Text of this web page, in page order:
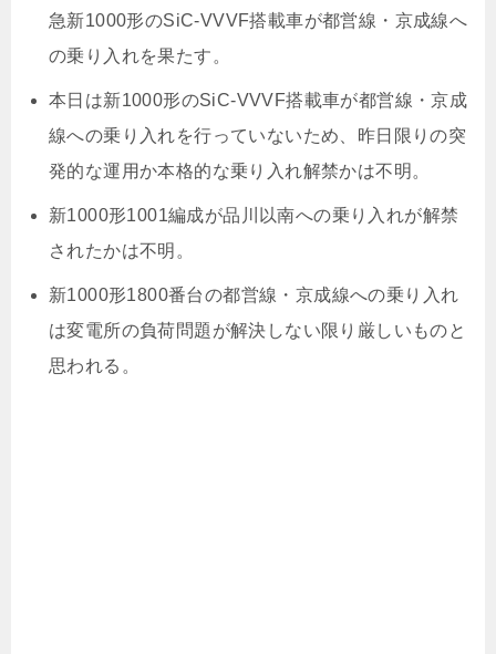
急新1000形のSiC-VVVF搭載車が都営線・京成線へ
の乗り入れを果たす。
本日は新1000形のSiC-VVVF搭載車が都営線・京成
線への乗り入れを行っていないため、昨日限りの突
発的な運用か本格的な乗り入れ解禁かは不明。
新1000形1001編成が品川以南への乗り入れが解禁
されたかは不明。
新1000形1800番台の都営線・京成線への乗り入れ
は変電所の負荷問題が解決しない限り厳しいものと
思われる。